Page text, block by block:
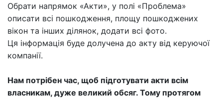
Обрати напрямок «Акти», у полі «Проблема»
описати всі пошкодження, площу пошкоджених
вікон та інших ділянок, додати всі фото.
Ця інформація буде долучена до акту від керуючої
компанії.
Нам потрібен час, щоб підготувати акти всім
власникам, дуже великий обсяг. Тому протягом